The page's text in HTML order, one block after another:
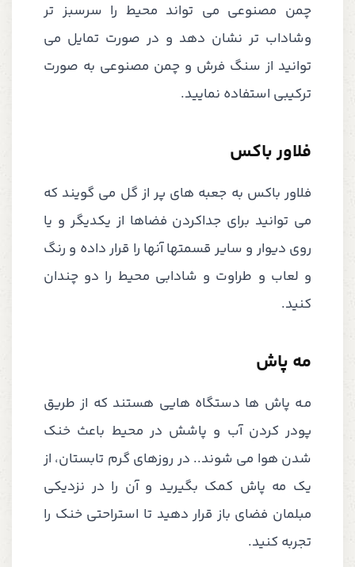
چمن مصنوعی می تواند محیط را سرسبز تر
وشاداب تر نشان دهد و در صورت تمایل می
توانید از سنگ فرش و چمن مصنوعی به صورت
ترکیبی استفاده نمایید.
فلاور باکس
فلاور باکس به جعبه های پر از گل می گویند که
می توانید برای جداکردن فضاها از یکدیگر و یا
روی دیوار و سایر قسمتها آنها را قرار داده و رنگ
و لعاب و طراوت و شادابی محیط را دو چندان
کنید.
مه پاش
مـه پاش ها دستگاه هایی هستند که از طریق
پودر کردن آب و پاشش در محیط باعث خنک
شدن هوا می شوند.. در روزهای گرم تابستان، از
یک مه پاش کمک بگیرید و آن را در نزدیکی
مبلمان فضای باز قرار دهید تا استراحتی خنک را
تجربه کنید.